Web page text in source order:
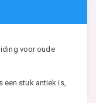
voor oude
een stuk antiek is,